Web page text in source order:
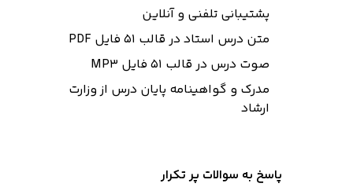
پشتیبانی تلفنی و آنلاین
متن درس استاد در قالب 51 فایل PDF
صوت درس در قالب 51 فایل MP3
مدرک و گواهینامه پایان درس از وزارت
ارشاد
پاسخ به سوالات پر تکرار